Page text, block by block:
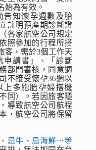
始為有效。
告知懷孕週數及胎
註明預產期診斷證
各家航空公司規定
照參加的行程所搭
客，需於3個工作天
申請書」、「診斷
部門審核，同意適
不接受懷孕36週以
上多胞胎孕婦搭機
同）。若因旅客隱
導致航空公司航程
，航空公司將保留
忌牛、忌海鮮…等